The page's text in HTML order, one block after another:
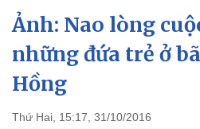
Chính trị
Đảng
Tổ chức nhân sự
Quốc hội
Nhận diện sự thật
Ảnh: Nao lòng
những đứa trẻ ở
Hồng
Thứ Hai, 15:17, 31/10/2016